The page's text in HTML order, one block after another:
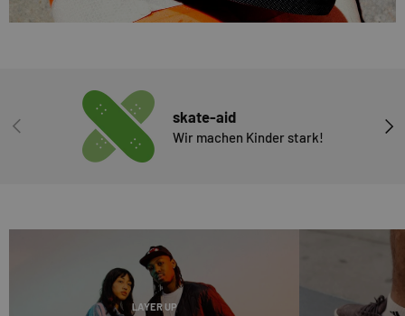
VORHERIGE skate-aid
Wir machen Kinder stark!
LAYER UP